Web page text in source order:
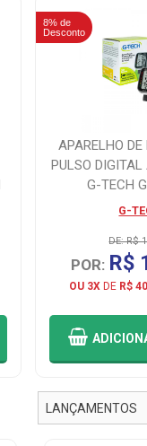
8% de
Desconto
APARELHO DE
PULSO
G-TECH
G-
DE: R$
POR: R$
OU 3XDE R$